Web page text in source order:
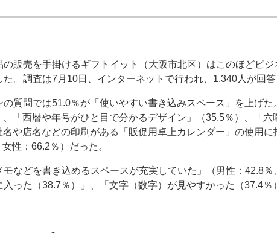
ル印刷 印刷通販 SDGs・地域 ポストプレス ビジネス イベン
刷 アイデアで勝負！ ～多様なビジネス・多彩な商材～ JAPAN
材年鑑
イトポリシー お問い合わせ
販売を手掛けるギフトイット（大阪市北区）はこのほどビ
。調査は7月10日、インターネットで行われ、1,340人が回答
質問では51.0％が「使いやすい書き込みスペース」を上げた
「西暦や年号がひと目で分かるデザイン」（35.5％）、「六
や店名などの印刷がある「販促用卓上カレンダー」の使用に
性：66.2％）だった。
などを書き込めるスペースが充実していた」（男性：42.8％
った（38.7％）」、「文字（数字）が見やすかった（37.4％